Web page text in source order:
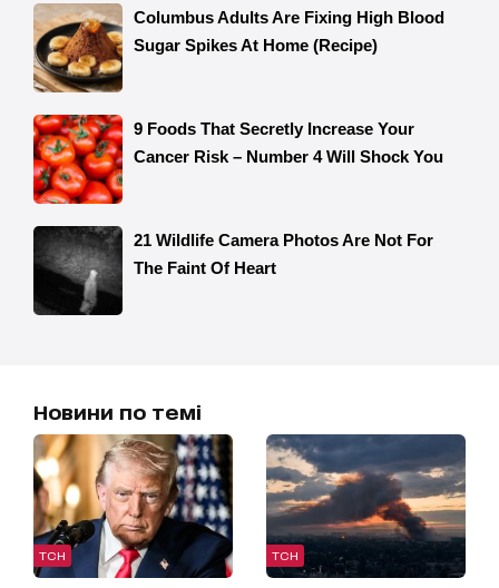
Новини по темі
ТСН ТСН